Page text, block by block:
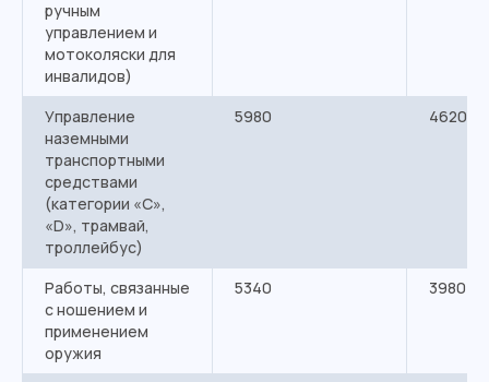
ручным
управлением и
мотоколяски для
инвалидов)
Управление
наземными
транспортными
средствами
(категории «С»,
«D», трамвай,
троллейбус)
5980 4620
Работы, связанные
с ношением и
применением
оружия
5340 3980